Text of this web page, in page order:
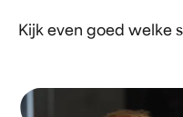
Kijk even goed welke